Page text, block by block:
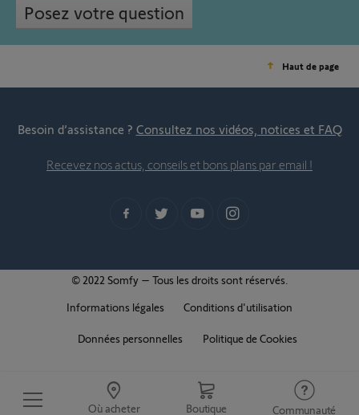
Où acheter Boutique Communauté
Posez votre question
Haut de page
Besoin d’assistance ? Consultez nos vidéos, notices et FAQ
Recevez nos actus, conseils et bons plans par email !
© 2022 Somfy – Tous les droits sont réservés.
Informations légales
Conditions d'utilisation
Données personnelles Politique de Cookies